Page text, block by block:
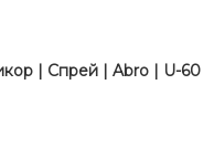
| Спрей | Abro | U-60